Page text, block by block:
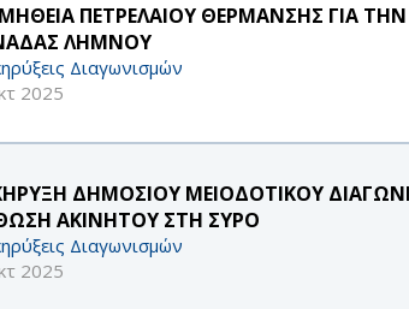
ΠΕΤΡΕΛΑΙΟΥ ΘΕΡΜΑΝΣΗΣ ΓΙΑ
ΛΗΜΝΟΥ
Διαγωνισμών
2025
ΔΗΜΟΣΙΟΥ ΜΕΙΟΔΟΤΙΚΟΥ
ΑΚΙΝΗΤOY ΣΤΗ ΣΥΡΟ
Διαγωνισμών
2025